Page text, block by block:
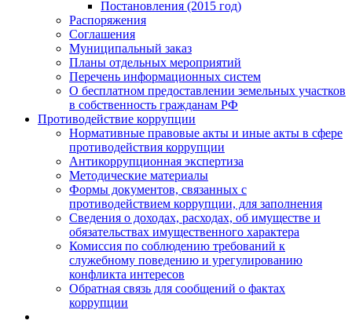
Постановления (2015 год)
Распоряжения
Соглашения
Муниципальный заказ
Планы отдельных мероприятий
Перечень информационных систем
О бесплатном предоставлении земельных участков
в собственность гражданам РФ
Противодействие коррупции
Нормативные правовые акты и иные акты в сфере
противодействия коррупции
Антикоррупционная экспертиза
Методические материалы
Формы документов, связанных с
противодействием коррупции, для заполнения
Сведения о доходах, расходах, об имуществе и
обязательствах имущественного характера
Комиссия по соблюдению требований к
служебному поведению и урегулированию
конфликта интересов
Обратная связь для сообщений о фактах
коррупции